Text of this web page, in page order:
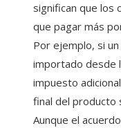
significan que los
que pagar más
Por ejemplo, si
importado desde
impuesto
final del producto
Aunque el